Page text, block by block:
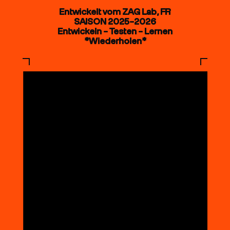
Entwickelt vom ZAG Lab, FR
SAISON 2025–2026
Entwickeln – Testen – Lernen
*Wiederholen*